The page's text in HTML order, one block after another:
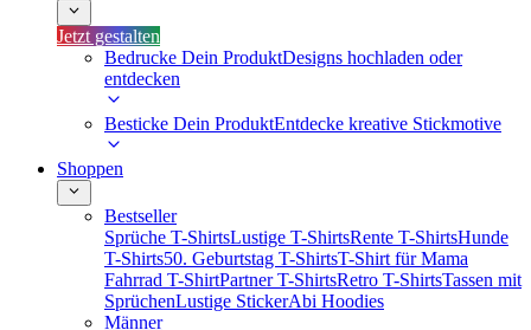
Jetzt gestalten
Bedrucke Dein ProduktDesigns hochladen oder
entdecken
Besticke Dein ProduktEntdecke kreative Stickmotive
Shoppen
Bestseller
Sprüche T-ShirtsLustige T-ShirtsRente T-ShirtsHunde
T-Shirts50. Geburtstag T-ShirtsT-Shirt für Mama
Fahrrad T-ShirtPartner T-ShirtsRetro T-ShirtsTassen mit
SprüchenLustige StickerAbi Hoodies
Männer